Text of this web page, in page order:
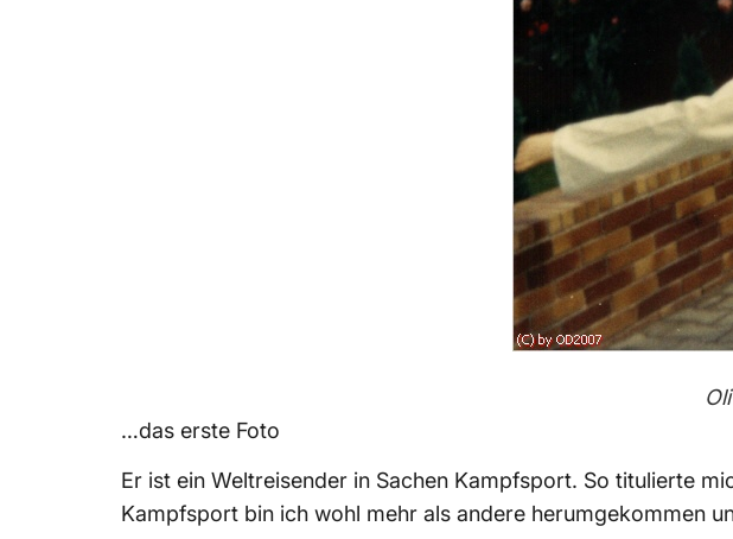
…das erste Foto
Er ist ein Weltreisender in Sachen Kampfsport. So titulierte
Kampfsport bin ich wohl mehr als andere herumgekommen